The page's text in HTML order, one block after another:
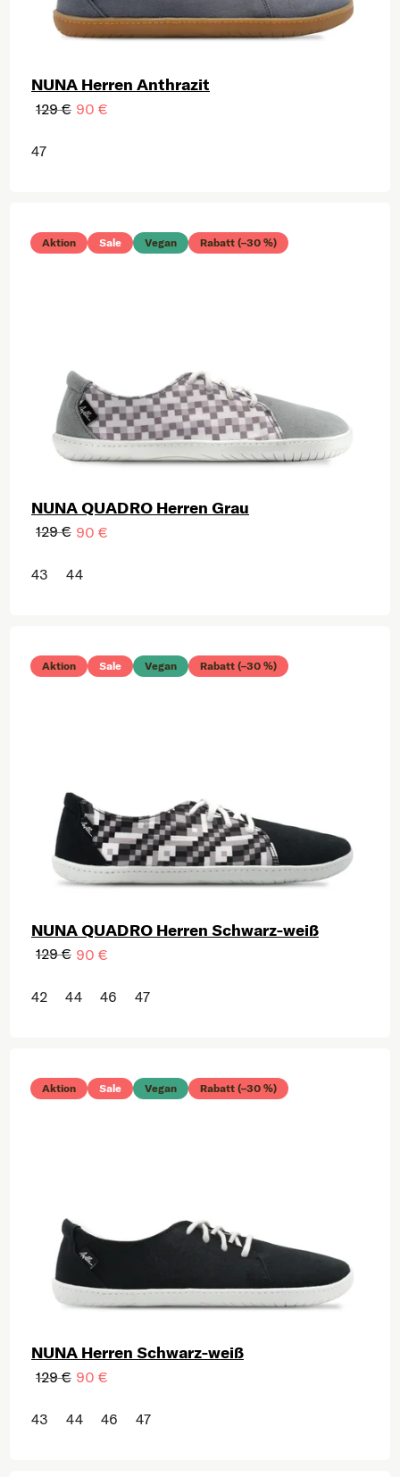
NUNA Herren Anthrazit
129 € 90 €
47
Aktion Sale Vegan Rabatt (–30 %)
NUNA QUADRO Herren Grau
129 € 90 €
43 44
Aktion Sale Vegan Rabatt (–30 %)
NUNA QUADRO Herren Schwarz-weiß
129 € 90 €
42 44 46 47
Aktion Sale Vegan Rabatt (–30 %)
NUNA Herren Schwarz-weiß
129 € 90 €
43 44 46 47